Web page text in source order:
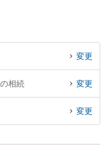
変更
相続 変更
変更